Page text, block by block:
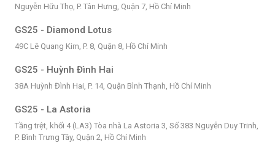
Nguyễn Hữu Thọ, P. Tân Hưng, Quận 7, Hồ Chí Minh
GS25 - Diamond Lotus
49C Lê Quang Kim, P. 8, Quận 8, Hồ Chí Minh
GS25 - Huỳnh Đình Hai
38A Huỳnh Đình Hai, P. 14, Quận Bình Thạnh, Hồ Chí Minh
GS25 - La Astoria
Tầng trệt, khối 4 (LA3) Tòa nhà La Astoria 3, Số 383 Nguyễn Duy Trinh,
P. Bình Trưng Tây, Quận 2, Hồ Chí Minh